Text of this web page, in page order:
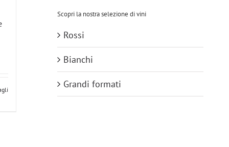
Scopri la nostra selezione di vini
Rossi
Bianchi
Grandi formati